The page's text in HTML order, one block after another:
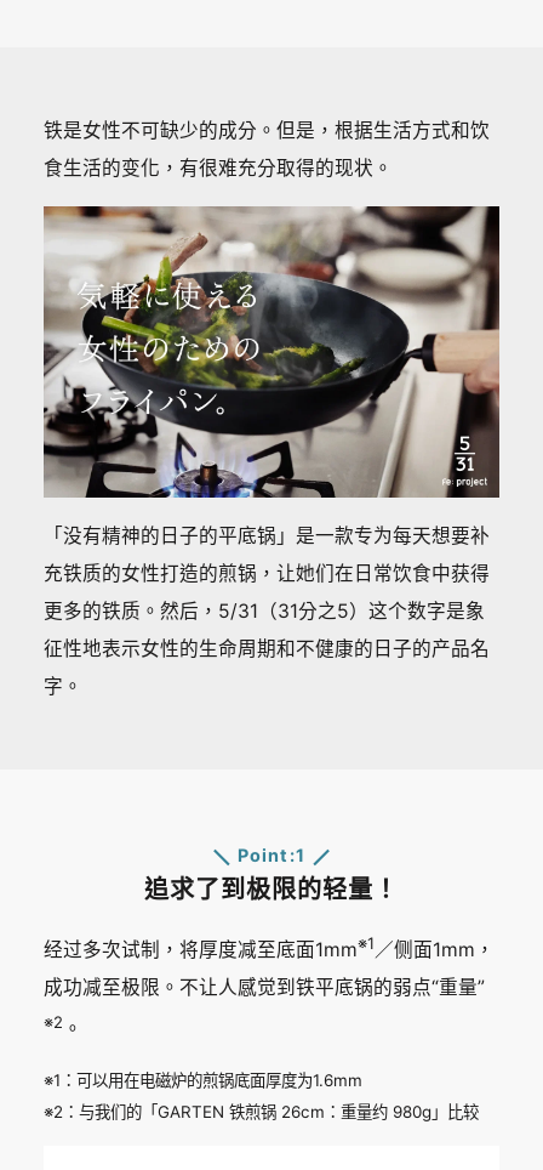
铁是女性不可缺少的成分。但是，根据生活方式和饮
食生活的变化，有很难充分取得的现状。
「没有精神的日子的平底锅」是一款专为每天想要补
充铁质的女性打造的煎锅，让她们在日常饮食中获得
更多的铁质。然后，5/31（31分之5）这个数字是象
征性地表示女性的生命周期和不健康的日子的产品名
字。
Point:1
追求了到极限的轻量！
经过多次试制，将厚度减至底面1mm※1／侧面1mm，
成功减至极限。不让人感觉到铁平底锅的弱点“重量”
※2 。
※1：可以用在电磁炉的煎锅底面厚度为1.6mm​
※2：与我们的「GARTEN 铁煎锅 26cm：重量约 980g」比较